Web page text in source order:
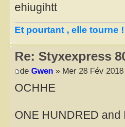
ehiugihtt
Et pourtant , elle tourne !
Re: Styxexpress
de Gwen » Mer 28 Fév
OCHHE
ONE HUNDRED